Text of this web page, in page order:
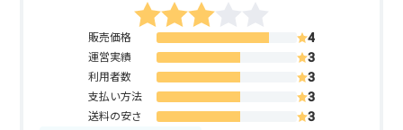
販売価格
運営実績
利用者数
支払い方法
送料の安さ